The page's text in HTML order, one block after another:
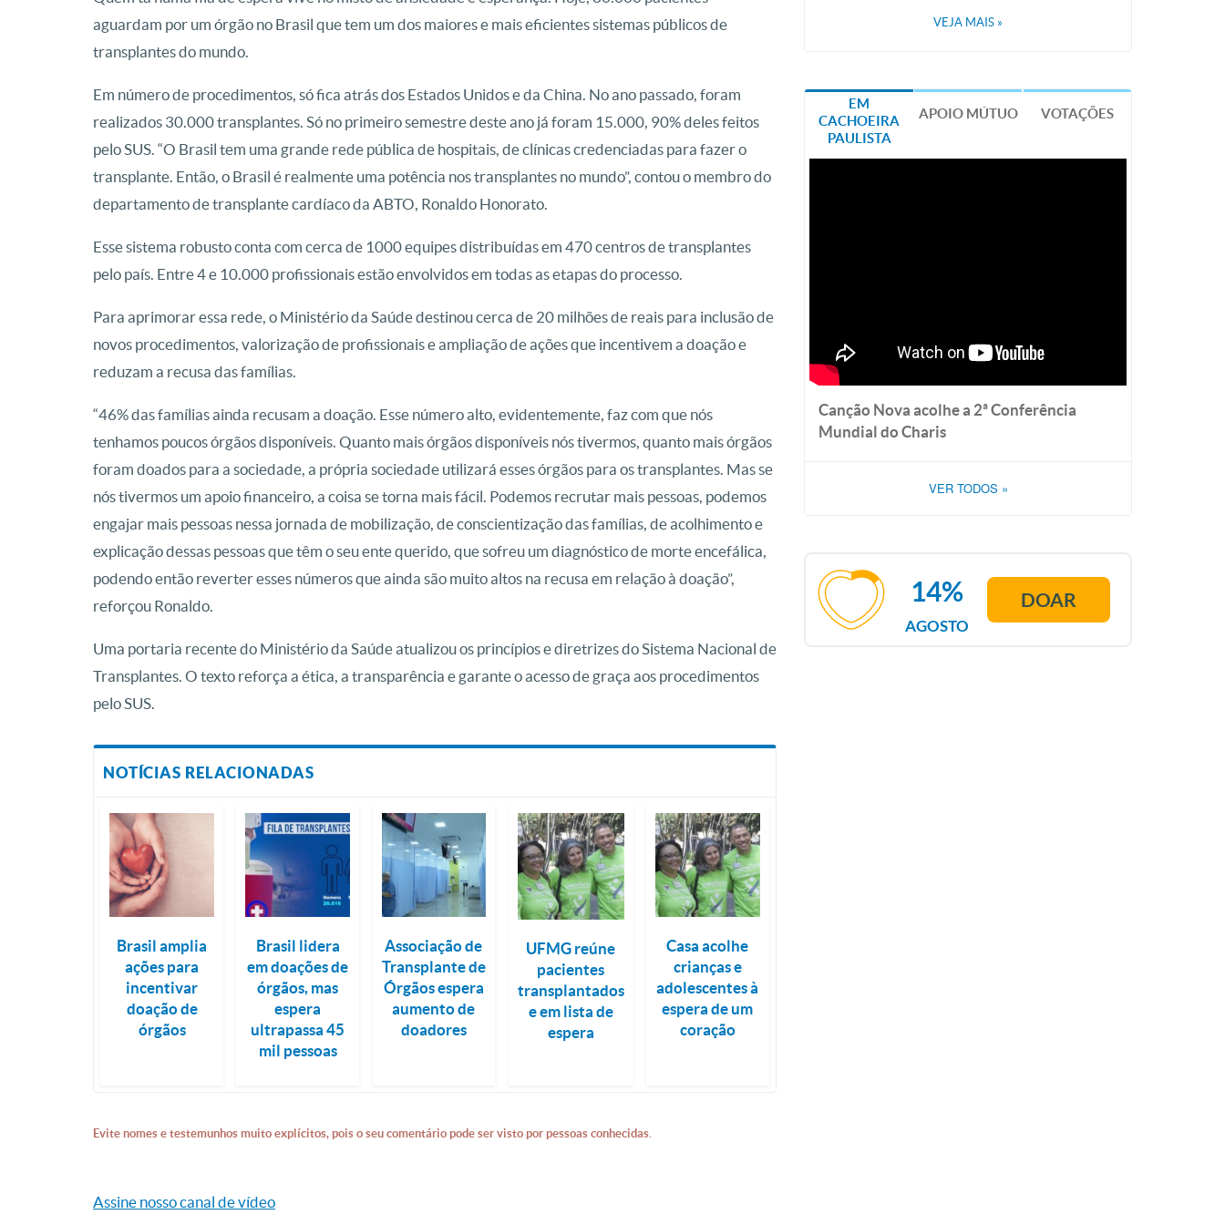
aguardam por um órgão no Brasil que tem um dos maiores e mais eficientes sistemas públicos de
transplantes do mundo.
Em número de procedimentos, só fica atrás dos Estados Unidos e da China. No ano passado, foram
realizados 30.000 transplantes. Só no primeiro semestre deste ano já foram 15.000, 90% deles feitos
pelo SUS. “O Brasil tem uma grande rede pública de hospitais, de clínicas credenciadas para fazer o
transplante. Então, o Brasil é realmente uma potência nos transplantes no mundo”, contou o membro do
departamento de transplante cardíaco da ABTO, Ronaldo Honorato.
Esse sistema robusto conta com cerca de 1000 equipes distribuídas em 470 centros de transplantes
pelo país. Entre 4 e 10.000 profissionais estão envolvidos em todas as etapas do processo.
Para aprimorar essa rede, o Ministério da Saúde destinou cerca de 20 milhões de reais para inclusão de
novos procedimentos, valorização de profissionais e ampliação de ações que incentivem a doação e
reduzam a recusa das famílias.
“46% das famílias ainda recusam a doação. Esse número alto, evidentemente, faz com que nós
tenhamos poucos órgãos disponíveis. Quanto mais órgãos disponíveis nós tivermos, quanto mais órgãos
foram doados para a sociedade, a própria sociedade utilizará esses órgãos para os transplantes. Mas se
nós tivermos um apoio financeiro, a coisa se torna mais fácil. Podemos recrutar mais pessoas, podemos
engajar mais pessoas nessa jornada de mobilização, de conscientização das famílias, de acolhimento e
explicação dessas pessoas que têm o seu ente querido, que sofreu um diagnóstico de morte encefálica,
podendo então reverter esses números que ainda são muito altos na recusa em relação à doação”,
reforçou Ronaldo.
Uma portaria recente do Ministério da Saúde atualizou os princípios e diretrizes do Sistema Nacional de
Transplantes. O texto reforça a ética, a transparência e garante o acesso de graça aos procedimentos
pelo SUS.
NOTÍCIAS RELACIONADAS
Brasil amplia
ações para
incentivar
doação de
órgãos
Brasil lidera
em doações de
órgãos, mas
espera
ultrapassa 45
mil pessoas
Associação de
Transplante de
Órgãos espera
aumento de
doadores
UFMG reúne
pacientes
transplantados
e em lista de
espera
Casa acolhe
crianças e
adolescentes à
espera de um
coração
Evite nomes e testemunhos muito explícitos, pois o seu comentário pode ser visto por pessoas conhecidas.
Assine nosso canal de vídeo
VEJA MAIS »
EM
CACHOEIRA
PAULISTA
APOIO MÚTUO VOTAÇÕES
Canção Nova acolhe a 2ª Conferência
Mundial do Charis
VER TODOS »
AGOSTO
14% DOAR